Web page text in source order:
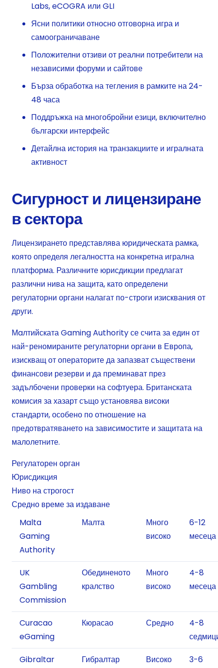
Labs, eCOGRA или GLI
Ясни политики относно отговорна игра и
самоограничаване
Положителни отзиви от реални потребители на
независими форуми и сайтове
Бърза обработка на тегления в рамките на 24-
48 часа
Поддръжка на многобройни езици, включително
български интерфейс
Детайлна история на транзакциите и игралната
активност
Сигурност и лицензиране
в сектора
Лицензирането представлява юридическата рамка,
която определя легалността на конкретна игрална
платформа. Различните юрисдикции предлагат
различни нива на защита, като определени
регулаторни органи налагат по-строги изисквания от
други.
Мaлтийската Gaming Authority се счита за един от
най-реномираните регулаторни органи в Европа,
изискващ от операторите да запазват съществени
финансови резерви и да преминават през
задълбочени проверки на софтуера. Британската
комисия за хазарт също установява високи
стандарти, особено по отношение на
предотвратяването на зависимостите и защитата на
малолетните.
Регулаторен орган
Юрисдикция
Ниво на строгост
Средно време за издаване
Malta
Gaming
Authority
Малта
Много
високо
6-12
месеца
UK
Gambling
Commission
Обединеното
кралство
Много
високо
4-8
месеца
Curacao
eGaming
Кюрасао Средно
4-8
Gibraltar
Гибралтар Високо
3-6